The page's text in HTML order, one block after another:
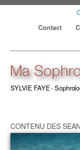
Contact
CONTENU DES
SYLVIE FAYE -